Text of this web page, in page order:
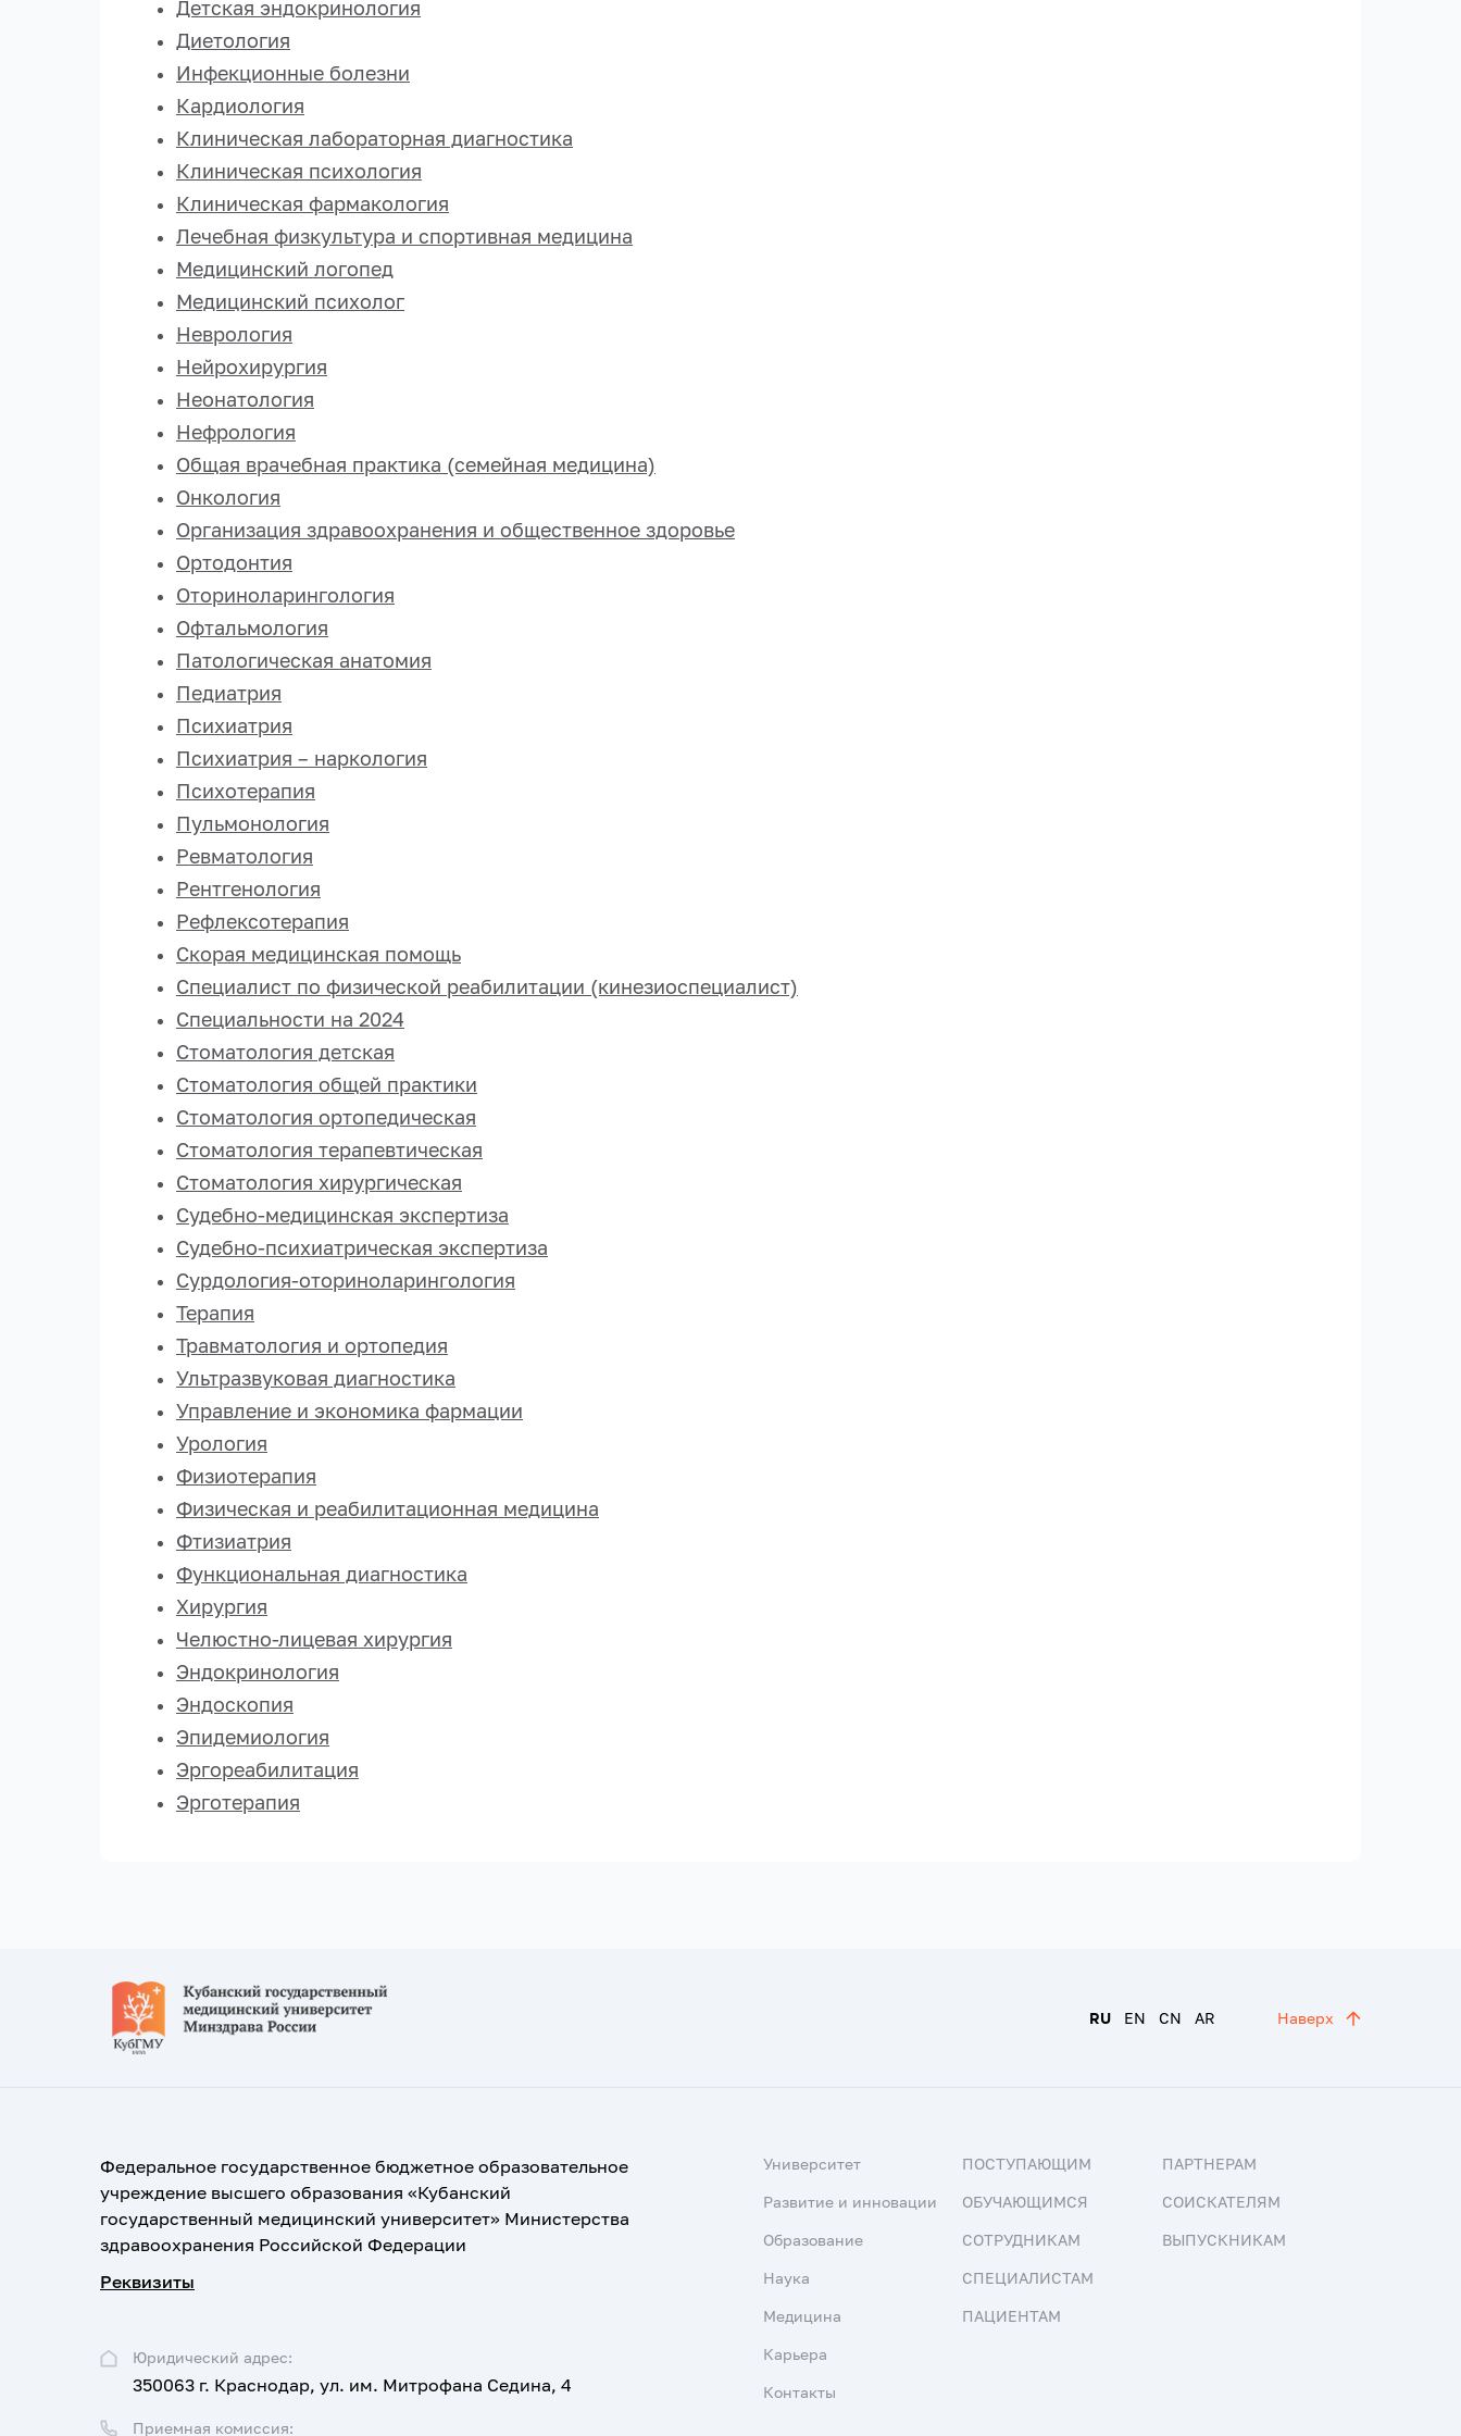
Детская эндокринология
Диетология
Инфекционные болезни
Кардиология
Клиническая лабораторная диагностика
Клиническая психология
Клиническая фармакология
Лечебная физкультура и спортивная медицина
Медицинский логопед
Медицинский психолог
Неврология
Нейрохирургия
Неонатология
Нефрология
Общая врачебная практика (семейная медицина)
Онкология
Организация здравоохранения и общественное здоровье
Ортодонтия
Оториноларингология
Офтальмология
Патологическая анатомия
Педиатрия
Психиатрия
Психиатрия – наркология
Психотерапия
Пульмонология
Ревматология
Рентгенология
Рефлексотерапия
Скорая медицинская помощь
Специалист по физической реабилитации (кинезиоспециалист)
Специальности на 2024
Стоматология детская
Стоматология общей практики
Стоматология ортопедическая
Стоматология терапевтическая
Стоматология хирургическая
Судебно-медицинская экспертиза
Судебно-психиатрическая экспертиза
Сурдология-оториноларингология
Терапия
Травматология и ортопедия
Ультразвуковая диагностика
Управление и экономика фармации
Урология
Физиотерапия
Физическая и реабилитационная медицина
Фтизиатрия
Функциональная диагностика
Хирургия
Челюстно-лицевая хирургия
Эндокринология
Эндоскопия
Эпидемиология
Эргореабилитация
Эрготерапия
RU EN CN AR Наверх
Федеральное государственное бюджетное образовательное
учреждение высшего образования «Кубанский
государственный медицинский университет» Министерства
здравоохранения Российской Федерации
Реквизиты
Юридический адрес:
350063 г. Краснодар, ул. им. Митрофана Седина, 4
Приемная комиссия:
Университет
Развитие и инновации
Образование
Наука
Медицина
Карьера
Контакты
ПОСТУПАЮЩИМ
ОБУЧАЮЩИМСЯ
СОТРУДНИКАМ
СПЕЦИАЛИСТАМ
ПАЦИЕНТАМ
ПАРТНЕРАМ
СОИСКАТЕЛЯМ
ВЫПУСКНИКАМ